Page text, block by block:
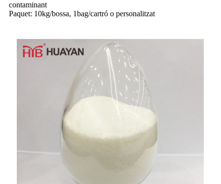
contaminant
Paquet: 10kg/bossa, 1bag/cartró o personalitzat